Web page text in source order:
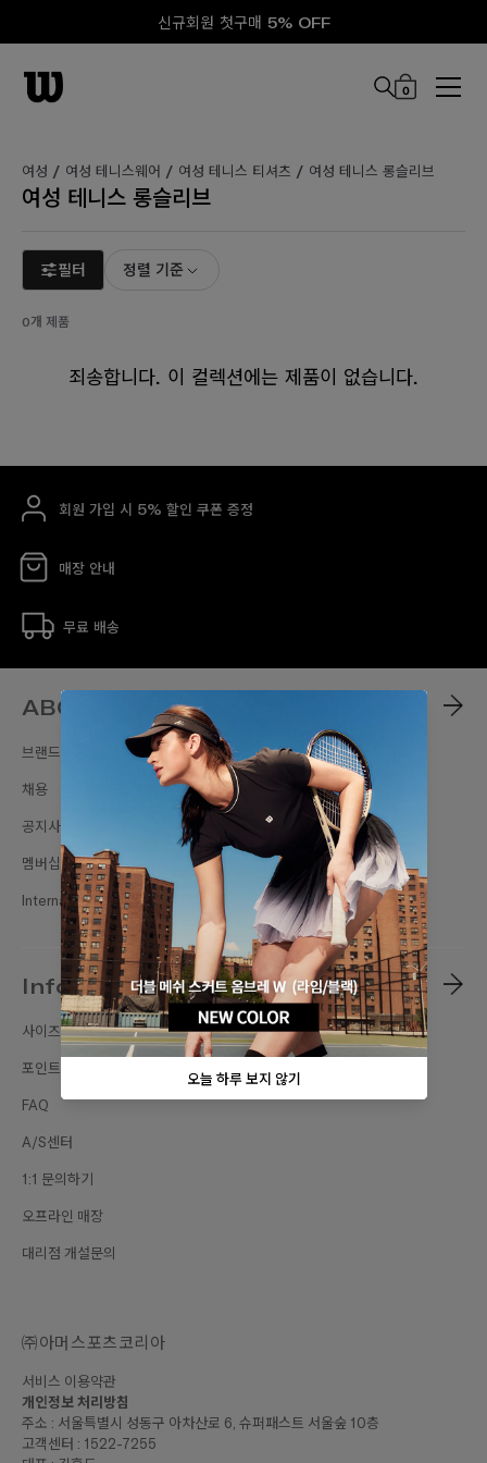
신규회원 첫구매 5% OFF
0
여성 / 여성 테니스웨어 / 여성 테니스 티셔츠 / 여성 테니스 롱슬리브
여성 테니스 롱슬리브
필터 정렬 기준
0개 제품
죄송합니다. 이 컬렉션에는 제품이 없습니다.
회원 가입 시 5% 할인 쿠폰 증정
매장 안내
무료 배송
ABOUT
브랜드스토리
채용
공지사항
멤버십
International Sites
Information
사이즈가이드
포인트 혜택
FAQ
A/S센터
1:1 문의하기
오프라인 매장
대리점 개설문의
㈜아머스포츠코리아
서비스 이용약관
개인정보 처리방침
주소 : 서울특별시 성동구 아차산로 6, 슈퍼패스트 서울숲 10층
고객센터 : 1522-7255